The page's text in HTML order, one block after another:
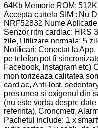
64Kb Memorie ROM:
Accepta cartela SIM : Nu
NRF52832 Nume
Senzor ritm cardiac: HRS
zile, Utilizare normala: 5
Notificari: Conectat la
pe telefon pot fi
Facebook, Instagram etc)
monitorizeaza calitatea
cardiac, Anti-lost,
presiunea si oxigenul din
(nu este vorba despre
referinta), Cronometr,
Pachetul include: 1 x